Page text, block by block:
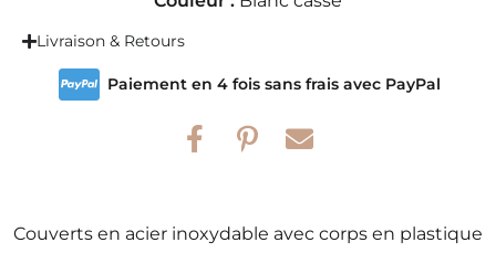
Livraison & Retours
Paiement en 4 fois sans frais avec PayPal
Couverts en acier inoxydable avec corps en plastique